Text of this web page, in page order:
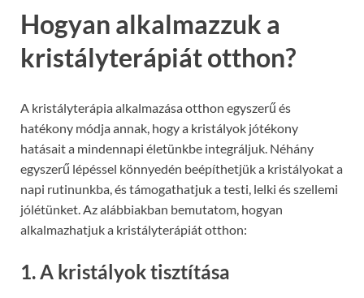
Hogyan alkalmazzuk a
kristályterápiát otthon?
A kristályterápia alkalmazása otthon egyszerű és
hatékony módja annak, hogy a kristályok jótékony
hatásait a mindennapi életünkbe integráljuk. Néhány
egyszerű lépéssel könnyedén beépíthetjük a kristályokat a
napi rutinunkba, és támogathatjuk a testi, lelki és szellemi
jólétünket. Az alábbiakban bemutatom, hogyan
alkalmazhatjuk a kristályterápiát otthon:
1. A kristályok tisztítása